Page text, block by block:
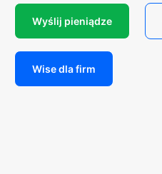
Wyślij pieniądze
Wise dla firm